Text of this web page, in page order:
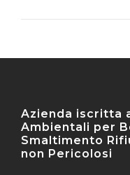
Azienda iscritta
Ambientali per
Smaltimento
non Pericolosi